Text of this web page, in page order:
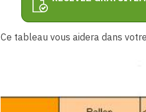
Ce tableau vous aidera dans